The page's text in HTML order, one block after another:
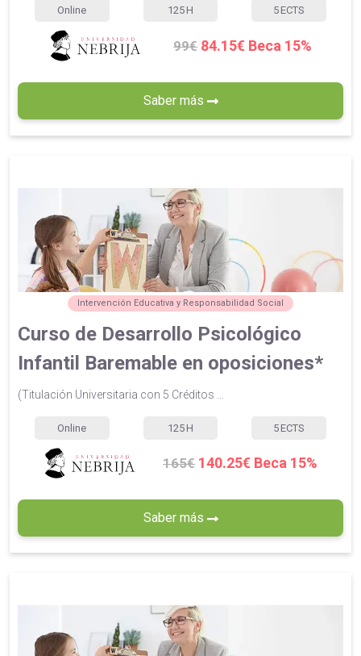
Online 125 H 5 ECTS
99€ 84.15€ Beca 15%
Saber más
Intervención Educativa y Responsabilidad Social
Curso de Desarrollo Psicológico
Infantil Baremable en oposiciones*
(Titulación Universitaria con 5 Créditos ...
Online 125 H 5 ECTS
165€ 140.25€ Beca 15%
Saber más